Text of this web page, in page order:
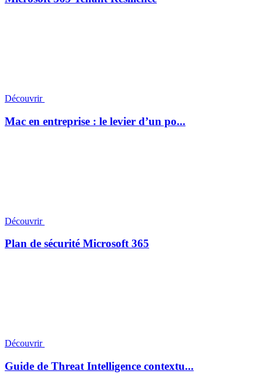
Découvrir
Mac en entreprise : le levier d’un po...
Découvrir
Plan de sécurité Microsoft 365
Découvrir
Guide de Threat Intelligence contextu...